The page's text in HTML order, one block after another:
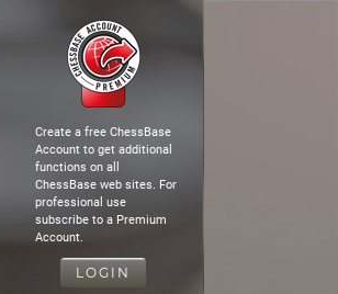
Create a free ChessBase
Account to get additional
functions on all
ChessBase web sites. For
professional use
subscribe to a Premium
Account.
LOGIN